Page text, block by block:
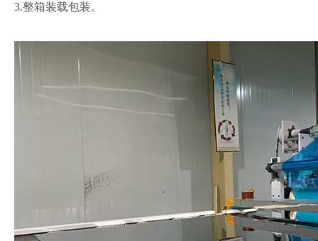
3.整箱装载包装。